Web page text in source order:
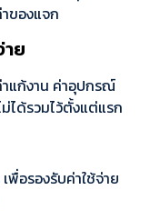
ของแจก
ย
าแก้งาน ค่าอุปกรณ์
ได้รวมไว้ตั้งแต่แรก
พื่อรองรับค่าใช้จ่าย